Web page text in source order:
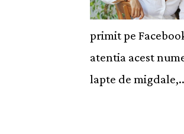
primit pe
atentia acest
lapte de